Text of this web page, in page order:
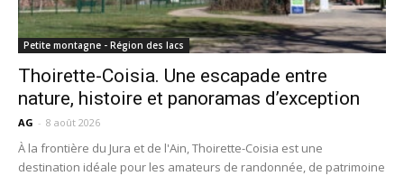
Petite montagne - Région des lacs
Thoirette-Coisia. Une escapade entre
nature, histoire et panoramas d’exception
AG - 8 août 2026
À la frontière du Jura et de l'Ain, Thoirette-Coisia est une
destination idéale pour les amateurs de randonnée, de patrimoine